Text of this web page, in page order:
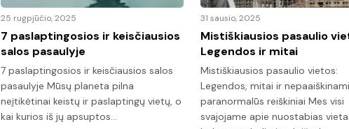
25 rugpjūčio, 2025
7 paslaptingosios ir keisčiausios
salos pasaulyje
7 paslaptingosios ir keisčiausios salos
pasaulyje Mūsų planeta pilna
neįtikėtinai keistų ir paslaptingų vietų, o
kai kurios iš jų apsuptos…
31 sausio, 2025
Mistiškiausios pasaulio
Legendos ir mitai
Mistiškiausios pasaulio vietos:
Legendos, mitai ir nepaaiškinami
paranormalūs reiškiniai Mes visi
svajojame apie nuostabias